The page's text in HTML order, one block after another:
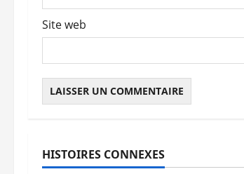
c
l
e
Site web
HISTOIRES CONNEXES